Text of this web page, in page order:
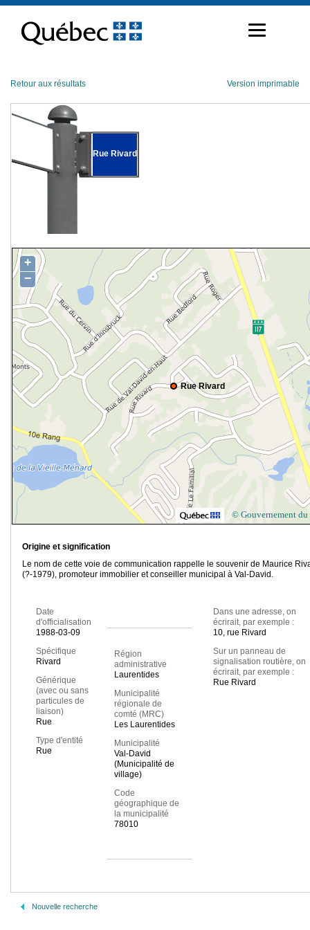
contenu
Retour aux résultats Version imprimable
Rue Rivard
Rue Rivard
+
−
© Gouvernement du
Origine et signification
Le nom de cette voie de communication rappelle le souvenir de Maurice
(?-1979), promoteur immobilier et conseiller municipal à Val-David.
Date
d'officialisation
1988-03-09
Spécifique
Rivard
Générique
(avec ou sans
particules de
liaison)
Rue
Type d'entité
Rue
Région
administrative
Laurentides
Municipalité
régionale de
comté (MRC)
Les Laurentides
Municipalité
Val-David
(Municipalité de
village)
Code
géographique de
la municipalité
78010
Dans une adresse, on
écrirait, par exemple :
10, rue Rivard
Sur un panneau de
signalisation routière, on
écrirait, par exemple :
Rue Rivard
Nouvelle recherche